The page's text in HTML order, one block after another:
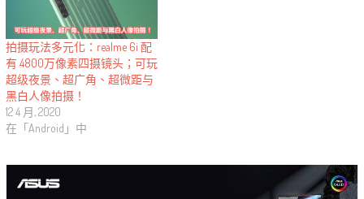
拍摄玩法多元化：realme 6i 配
有 4800万像素四摄镜头；可玩
超级夜景、超广角、超微距与
黑白人像拍摄！
12 4 月, 2020
在「Android」中